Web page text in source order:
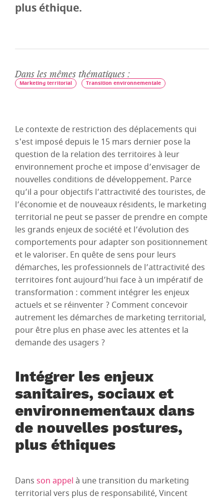
plus éthique.
Dans les mêmes thématiques :
Marketing territorial Transition environnementale
Le contexte de restriction des déplacements qui
s'est imposé depuis le 15 mars dernier pose la
question de la relation des territoires à leur
environnement proche et impose d’envisager de
nouvelles conditions de développement. Parce
qu’il a pour objectifs l’attractivité des touristes, de
l’économie et de nouveaux résidents, le marketing
territorial ne peut se passer de prendre en compte
les grands enjeux de société et l’évolution des
comportements pour adapter son positionnement
et le valoriser. En quête de sens pour leurs
démarches, les professionnels de l’attractivité des
territoires font aujourd’hui face à un impératif de
transformation : comment intégrer les enjeux
actuels et se réinventer ? Comment concevoir
autrement les démarches de marketing territorial,
pour être plus en phase avec les attentes et la
demande des usagers ?
Intégrer les enjeux
sanitaires, sociaux et
environnementaux dans
de nouvelles postures,
plus éthiques
Dans son appel à une transition du marketing
territorial vers plus de responsabilité, Vincent